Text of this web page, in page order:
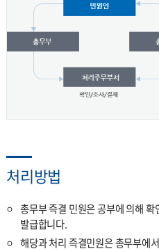
처리방법
총무부 즉결 민원은 공부에 의해
발급합니다.
해당과 처리 즉결민원은 총무부에